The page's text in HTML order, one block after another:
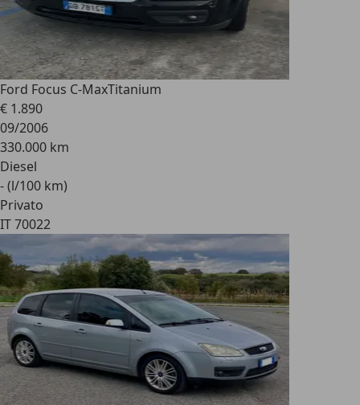
Ford Focus C-MaxTitanium
€ 1.890
09/2006
330.000 km
Diesel
- (l/100 km)
Privato
IT 70022